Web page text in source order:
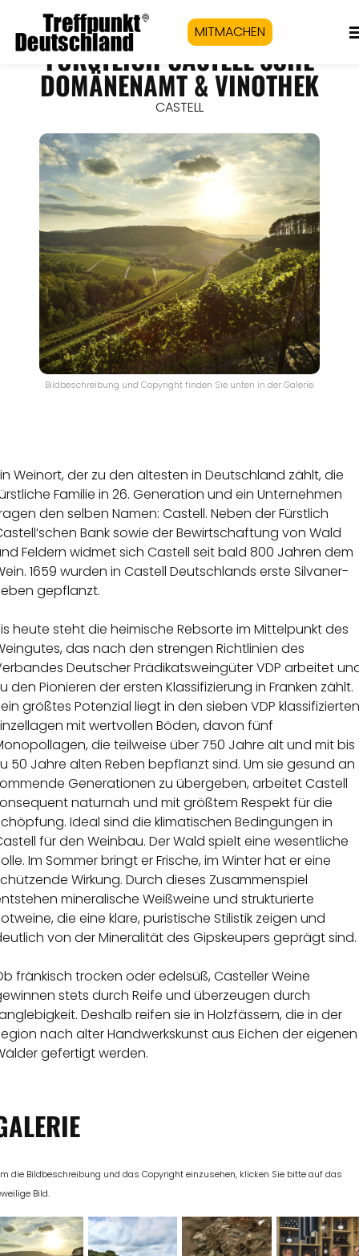
MITMACHEN
FÜRSTLICH CASTELL’SCHE
DOMÄNENAMT & VINOTHEK
CASTELL
Bildbeschreibung und Copyright finden Sie unten in der Galerie.
Weinort, der zu den ältesten in Deutschland zählt, die
Familie in 26. Generation und ein Unternehmen
den selben Namen: Castell. Neben der Fürstlich
Bank sowie der Bewirtschaftung von Wald
Feldern widmet sich Castell seit bald 800 Jahren dem
1659 wurden in Castell Deutschlands erste Silvaner-
gepflanzt.
heute steht die heimische Rebsorte im Mittelpunkt des
das nach den strengen Richtlinien des
Deutscher Prädikatsweingüter VDP arbeitet
den Pionieren der ersten Klassifizierung in Franken zählt.
größtes Potenzial liegt in den sieben VDP klassifizierten
mit wertvollen Böden, davon fünf
die teilweise über 750 Jahre alt und mit bis
50 Jahre alten Reben bepflanzt sind. Um sie gesund an
Generationen zu übergeben, arbeitet Castell
naturnah und mit größtem Respekt für die
Ideal sind die klimatischen Bedingungen in
für den Weinbau. Der Wald spielt eine wesentliche
Im Sommer bringt er Frische, im Winter hat er eine
Wirkung. Durch dieses Zusammenspiel
mineralische Weißweine und strukturierte
die eine klare, puristische Stilistik zeigen und
von der Mineralität des Gipskeupers geprägt sind.
fränkisch trocken oder edelsüß, Casteller Weine
stets durch Reife und überzeugen durch
Deshalb reifen sie in Holzfässern, die in der
nach alter Handwerkskunst aus Eichen der eigenen
gefertigt werden.
die Bildbeschreibung und das Copyright einzusehen, klicken Sie bitte auf das
Bild.